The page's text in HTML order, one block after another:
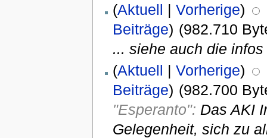
(Aktuell | Vorherige)
Beiträge) (982.710
... siehe auch die
(Aktuell | Vorherige)
Beiträge) (982.700
"Esperanto": Das AKI
Gelegenheit, sich zu